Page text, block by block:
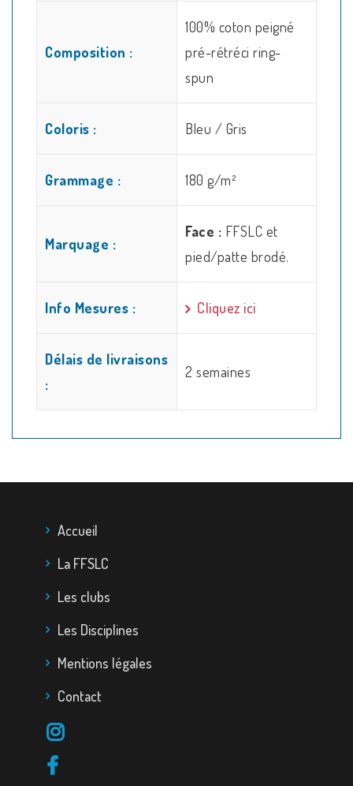
Composition :
100% coton peigné
pré-rétréci ring-
spun
Coloris : Bleu / Gris
Grammage : 180 g/m²
Marquage :
Face : FFSLC et
pied/patte brodé.
Info Mesures : Cliquez ici
Délais de livraisons
:
2 semaines
Accueil
La FFSLC
Les clubs
Les Disciplines
Mentions légales
Contact